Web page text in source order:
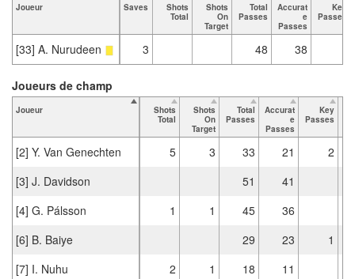
Joueur Saves
Shots
Total
Shots
On
Target
Total
Passes
Accurat
e
Passes
Key
Passes
[33] A. Nurudeen 3 48 38
Joueur
Shots
Total
Shots
On
Target
Total
Passes
Accurat
e
Passes
Key
Passes
[2] Y. Van Genechten 5 3 33 21
2
[3] J. Davidson
51
41
[4] G. Pálsson
1 1 45
36
[6] B. Baiye
29 23
1
[7] I. Nuhu
2 1 18
11
Joueurs de champ